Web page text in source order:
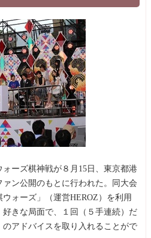
ーズ棋神戦が８月15日、東京都港
ン公開のもとに行われた。同大会
ォーズ」（運営HEROZ）を利用
好きな局面で、１回（５手連続）だ
アドバイスを取り入れることがで